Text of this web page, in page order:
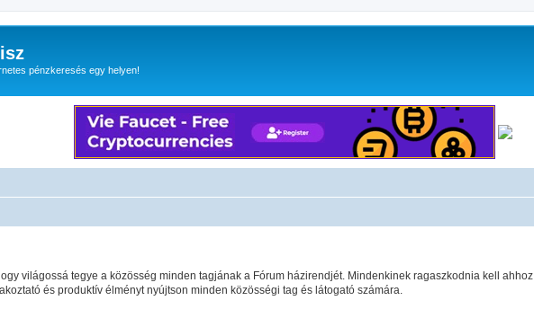
pénzkeresés egy helyen!
világossá tegye a közösség minden tagjának a Fórum házirendjét. Mindenkinek ragaszkodnia kell ahhoz,
és produktív élményt nyújtson minden közösségi tag és látogató számára.